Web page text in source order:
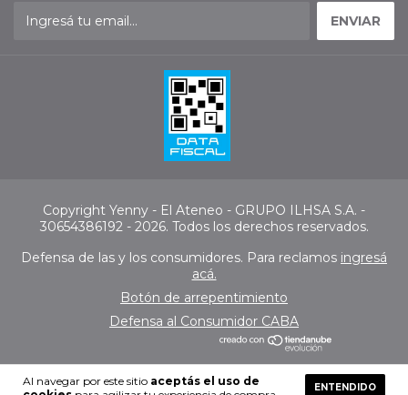
Al navegar por este sitio aceptás el uso de
ENTENDIDO
Copyright Yenny - El Ateneo - GRUPO ILHSA S.A. -
30654386192 - 2026. Todos los derechos reservados.
Defensa de las y los consumidores. Para reclamos ingresá
acá.
Botón de arrepentimiento
Defensa al Consumidor CABA